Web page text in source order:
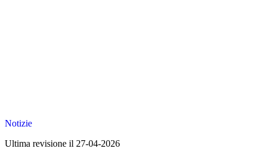
Notizie
Ultima revisione il 27-04-2026